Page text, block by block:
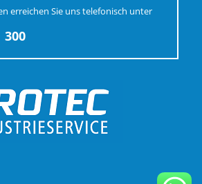
erreichen Sie uns telefonisch unter
300